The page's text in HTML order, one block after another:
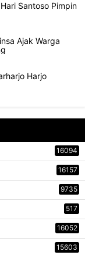
Santoso Pimpin
Ajak Warga
Harjo
16094
16157
9735
517
16052
15603